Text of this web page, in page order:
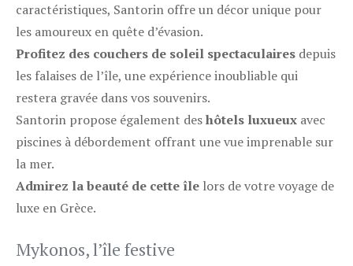
caractéristiques, Santorin offre un décor unique pour
les amoureux en quête d’évasion.
Profitez des couchers de soleil spectaculaires depuis
les falaises de l’île, une expérience inoubliable qui
restera gravée dans vos souvenirs.
Santorin propose également deshôtels luxueux avec
piscines à débordement offrant une vue imprenable sur
la mer.
Admirez la beauté de cette île lors de votre voyage de
luxe en Grèce.
Mykonos, l’île festive